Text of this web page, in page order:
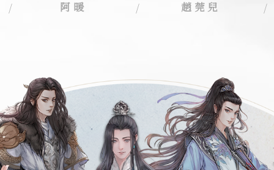
阿暖 趙莞兒